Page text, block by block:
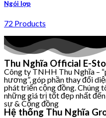
Ngói lợp
72 Products
Thu Nghĩa Official E-
Công ty TNHH Thu Nghĩa –
hương”, góp phần thay đổi
phát triển cộng đồng. Chúng
những giá trị tốt đẹp nhất
sự & Cộng đồng
Hệ thống Thu Nghĩa